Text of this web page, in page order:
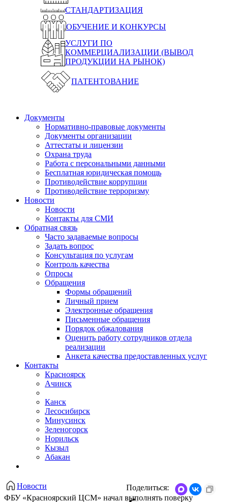
СТАНДАРТИЗАЦИЯ
ОБУЧЕНИЕ И КОНКУРСЫ
УСЛУГИ ПО
КОММЕРЦИАЛИЗАЦИИ (ВЫВОД
ПРОДУКЦИИ НА РЫНОК)
ПАТЕНТОВАНИЕ
Документы
Нормативно-правовые документы
Документы организации
Аттестаты и лицензии
Охрана труда
Работа с персональными данными
Бесплатная юридическая помощь
Противодействие коррупции
Противодействие терроризму
Новости
Новости
Контакты для СМИ
Обратная связь
Часто задаваемые вопросы
Задать вопрос
Консультация по услугам
Контроль качества
Опросы
Обращения
Формы обращений
Личный прием
Электронные обращения
Письменные обращения
Порядок обжалования
Оценить работу сотрудников отдела
реализации
Анкета качества предоставленных услуг
Контакты
Красноярск
Ачинск
Канск
Лесосибирск
Минусинск
Зеленогорск
Норильск
Кызыл
Абакан
Новости
ФБУ «Красноярский ЦСМ» начал выполнять поверку
Поделиться: